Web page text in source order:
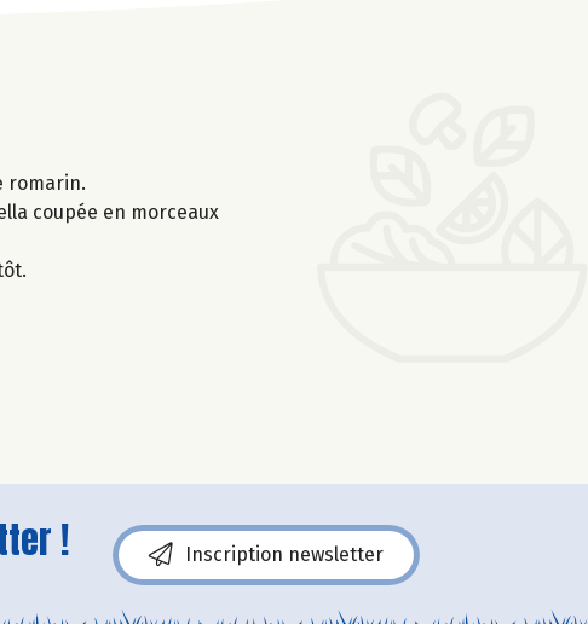
romarin.
coupée en morceaux
! Inscription newsletter